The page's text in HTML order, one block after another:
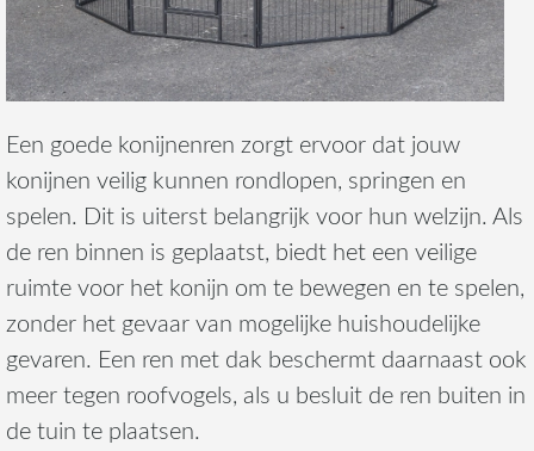
Een goede konijnenren zorgt ervoor dat jouw
konijnen veilig kunnen rondlopen, springen en
spelen. Dit is uiterst belangrijk voor hun welzijn. Als
de ren binnen is geplaatst, biedt het een veilige
ruimte voor het konijn om te bewegen en te spelen,
zonder het gevaar van mogelijke huishoudelijke
gevaren. Een ren met dak beschermt daarnaast ook
meer tegen roofvogels, als u besluit de ren buiten in
de tuin te plaatsen.